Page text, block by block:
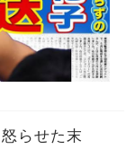
らせた末